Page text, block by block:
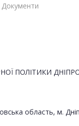
Документи
ПОЛІТИКИ
область, м.